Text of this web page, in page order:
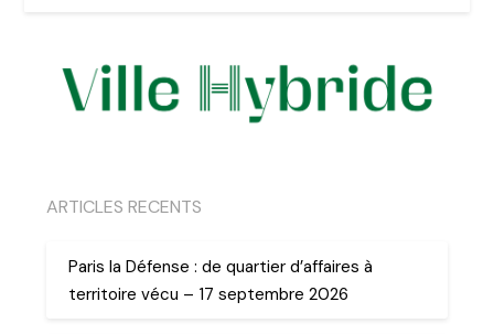
ARTICLES RECENTS
Paris la Défense : de quartier d’affaires à
territoire vécu – 17 septembre 2026